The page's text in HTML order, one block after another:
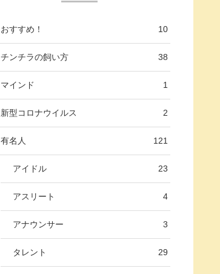
おすすめ！ 10
チンチラの飼い方 38
マインド 1
新型コロナウイルス 2
有名人 121
アイドル 23
アスリート 4
アナウンサー 3
タレント 29